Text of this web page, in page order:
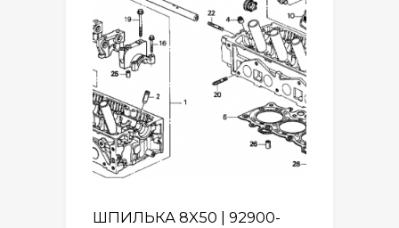
ШПИЛЬКА 8X50 | 92900-